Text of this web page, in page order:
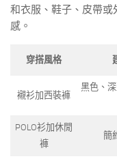
和衣服、鞋子、皮帶
感。
穿搭風格
襯衫加西裝褲
黑色、
POLO衫加休閒
褲
簡